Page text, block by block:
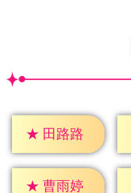
★ 田路路
★ 曹雨婷